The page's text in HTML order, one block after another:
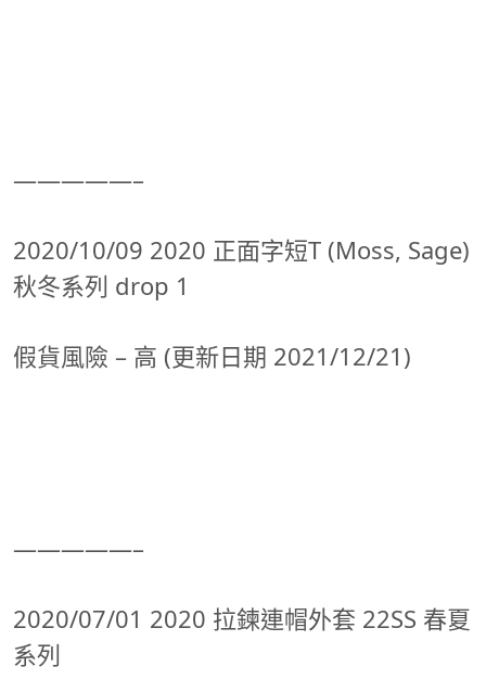
—————–
2020/10/09 2020 正面字短T (Moss, Sage)
秋冬系列 drop 1
假貨風險 – 高 (更新日期 2021/12/21)
—————–
2020/07/01 2020 拉鍊連帽外套 22SS 春夏
系列